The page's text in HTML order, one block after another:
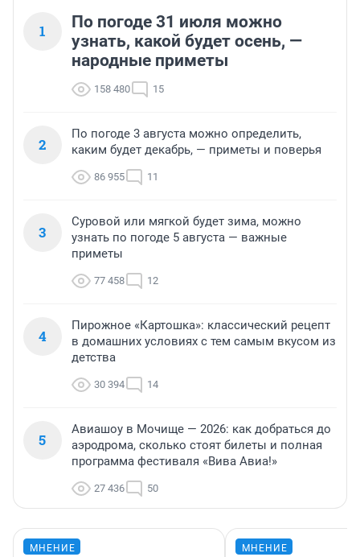
1
По погоде 31 июля можно
узнать, какой будет осень, —
народные приметы
158 480 15
2
По погоде 3 августа можно определить,
каким будет декабрь, — приметы и поверья
86 955 11
3
Суровой или мягкой будет зима, можно
узнать по погоде 5 августа — важные
приметы
77 458 12
4
Пирожное «Картошка»: классический рецепт
в домашних условиях с тем самым вкусом из
детства
30 394 14
5
Авиашоу в Мочище — 2026: как добраться до
аэродрома, сколько стоят билеты и полная
программа фестиваля «Вива Авиа!»
27 436 50
МНЕНИЕ МНЕНИЕ